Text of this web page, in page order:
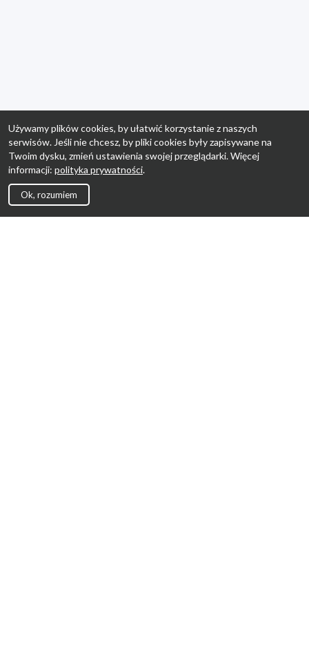
Używamy plików cookies, by ułatwić korzystanie z naszych
serwisów. Jeśli nie chcesz, by pliki cookies były zapisywane na
Twoim dysku, zmień ustawienia swojej przeglądarki. Więcej
informacji: polityka prywatności.
Ok, rozumiem